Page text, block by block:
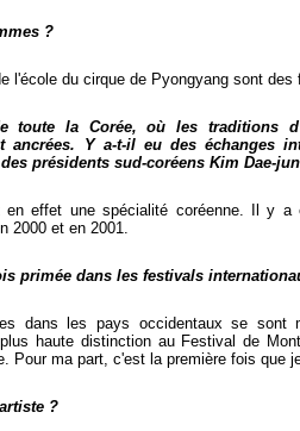
?
l'école du cirque de Pyongyang sont des
toute la Corée, où les traditions
ancrées. Y a-t-il eu des échanges
présidents sud-coréens Kim Dae-
effet une spécialité coréenne. Il y a
2000 et en 2001.
primée dans les festivals
dans les pays occidentaux se sont
haute distinction au Festival de
Pour ma part, c'est la première fois que
?